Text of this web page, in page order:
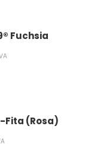
Fuchsia
Fita (Rosa)